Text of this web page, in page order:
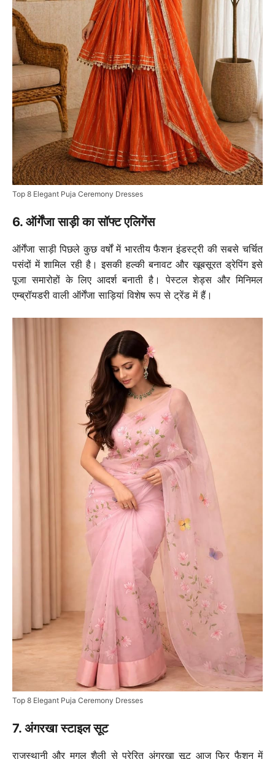
Top 8 Elegant Puja Ceremony Dresses
6. ऑर्गेंजा साड़ी का सॉफ्ट एलिगेंस
ऑर्गेंजा साड़ी पिछले कुछ वर्षों में भारतीय फैशन इंडस्ट्री की सबसे चर्चित
पसंदों में शामिल रही है। इसकी हल्की बनावट और खूबसूरत ड्रेपिंग इसे
पूजा समारोहों के लिए आदर्श बनाती है। पेस्टल शेड्स और मिनिमल
एम्ब्रॉयडरी वाली ऑर्गेंजा साड़ियां विशेष रूप से ट्रेंड में हैं।
Top 8 Elegant Puja Ceremony Dresses
7. अंगरखा स्टाइल सूट
राजस्थानी और मुगल शैली से प्रेरित अंगरखा सूट आज फिर फैशन में